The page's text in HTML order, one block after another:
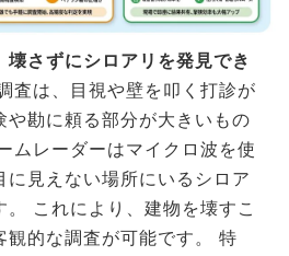
壊さずにシロアリを発見でき
査は、目視や壁を叩く打診が
や勘に頼る部分が大きいもの
ムレーダーはマイクロ波を使
に見えない場所にいるシロア
。 これにより、建物を壊すこ
観的な調査が可能です。 特